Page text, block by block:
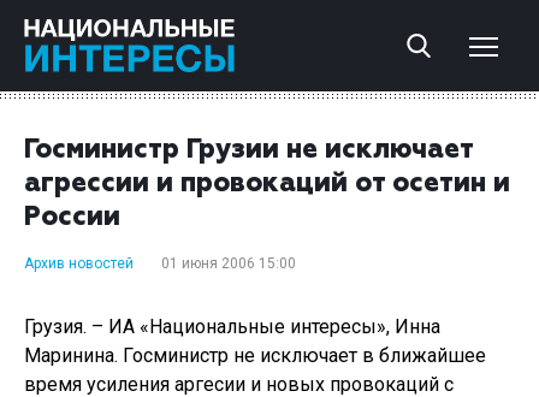
Госминистр Грузии не исключает
агрессии и провокаций от осетин и
России
Архив новостей 01 июня 2006 15:00
Грузия. – ИА «Национальные интересы», Инна
Маринина. Госминистр не исключает в ближайшее
время усиления аргесии и новых провокаций с